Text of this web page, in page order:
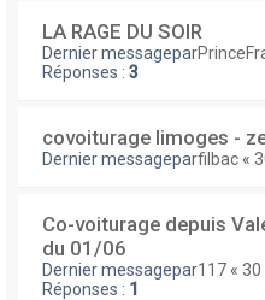
LA RAGE DU SOIR
Dernier messagepar
Réponses : 3
covoiturage limoges -
Dernier messageparfilbac «
Co-voiturage depuis
du 01/06
Dernier messagepar117 « 30
Réponses : 1